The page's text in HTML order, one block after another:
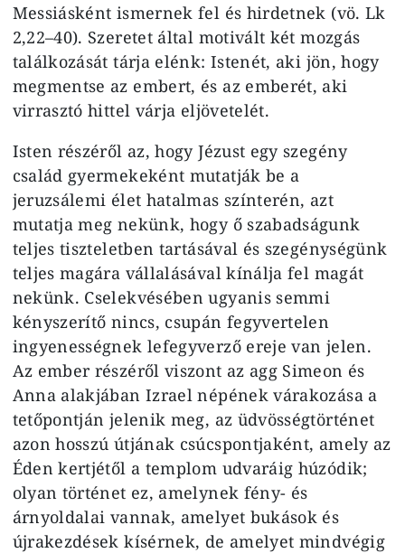
Messiásként ismernek fel és hirdetnek (vö. Lk
2,22–40). Szeretet által motivált két mozgás
találkozását tárja elénk: Istenét, aki jön, hogy
megmentse az embert, és az emberét, aki
virrasztó hittel várja eljövetelét.
Isten részéről az, hogy Jézust egy szegény
család gyermekeként mutatják be a
jeruzsálemi élet hatalmas színterén, azt
mutatja meg nekünk, hogy ő szabadságunk
teljes tiszteletben tartásával és szegénységünk
teljes magára vállalásával kínálja fel magát
nekünk. Cselekvésében ugyanis semmi
kényszerítő nincs, csupán fegyvertelen
ingyenességnek lefegyverző ereje van jelen.
Az ember részéről viszont az agg Simeon és
Anna alakjában Izrael népének várakozása a
tetőpontján jelenik meg, az üdvösségtörténet
azon hosszú útjának csúcspontjaként, amely az
Éden kertjétől a templom udvaráig húzódik;
olyan történet ez, amelynek fény- és
árnyoldalai vannak, amelyet bukások és
újrakezdések kísérnek, de amelyet mindvégig